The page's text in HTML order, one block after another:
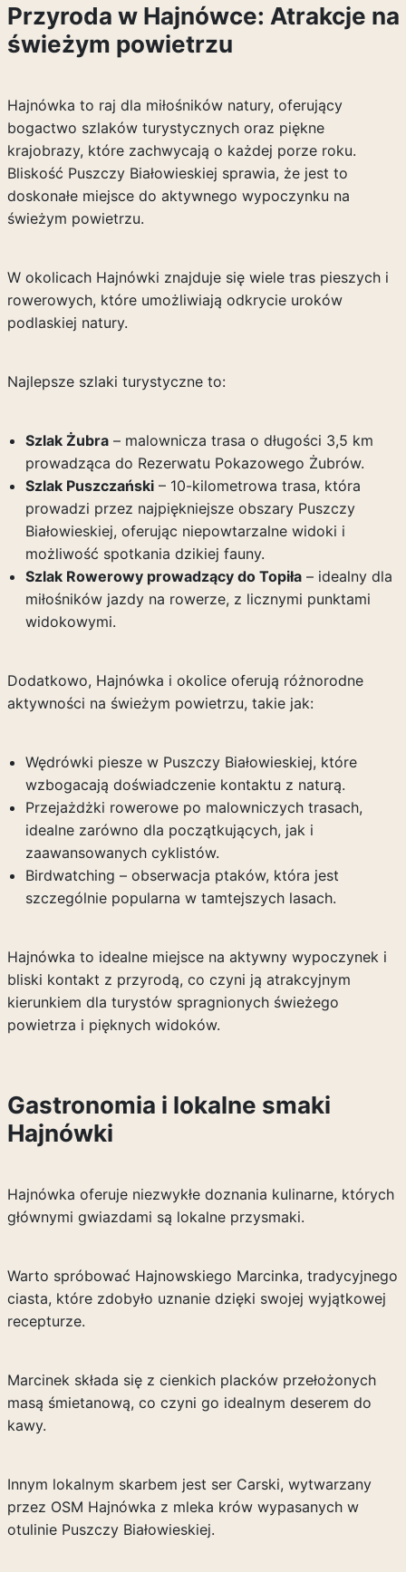
Przyroda w Hajnówce: Atrakcje na
świeżym powietrzu
Hajnówka to raj dla miłośników natury, oferujący
bogactwo szlaków turystycznych oraz piękne
krajobrazy, które zachwycają o każdej porze roku.
Bliskość Puszczy Białowieskiej sprawia, że jest to
doskonałe miejsce do aktywnego wypoczynku na
świeżym powietrzu.
W okolicach Hajnówki znajduje się wiele tras pieszych i
rowerowych, które umożliwiają odkrycie uroków
podlaskiej natury.
Najlepsze szlaki turystyczne to:
Szlak Żubra– malownicza trasa o długości 3,5 km
prowadząca do Rezerwatu Pokazowego Żubrów.
Szlak Puszczański– 10-kilometrowa trasa, która
prowadzi przez najpiękniejsze obszary Puszczy
Białowieskiej, oferując niepowtarzalne widoki i
możliwość spotkania dzikiej fauny.
Szlak Rowerowy prowadzący do Topiła– idealny dla
miłośników jazdy na rowerze, z licznymi punktami
widokowymi.
Dodatkowo, Hajnówka i okolice oferują różnorodne
aktywności na świeżym powietrzu, takie jak:
Wędrówki piesze w Puszczy Białowieskiej, które
wzbogacają doświadczenie kontaktu z naturą.
Przejażdżki rowerowe po malowniczych trasach,
idealne zarówno dla początkujących, jak i
zaawansowanych cyklistów.
Birdwatching – obserwacja ptaków, która jest
szczególnie popularna w tamtejszych lasach.
Hajnówka to idealne miejsce na aktywny wypoczynek i
bliski kontakt z przyrodą, co czyni ją atrakcyjnym
kierunkiem dla turystów spragnionych świeżego
powietrza i pięknych widoków.
Gastronomia i lokalne smaki
Hajnówki
Hajnówka oferuje niezwykłe doznania kulinarne, których
głównymi gwiazdami są lokalne przysmaki.
Warto spróbować Hajnowskiego Marcinka, tradycyjnego
ciasta, które zdobyło uznanie dzięki swojej wyjątkowej
recepturze.
Marcinek składa się z cienkich placków przełożonych
masą śmietanową, co czyni go idealnym deserem do
kawy.
Innym lokalnym skarbem jest ser Carski, wytwarzany
przez OSM Hajnówka z mleka krów wypasanych w
otulinie Puszczy Białowieskiej.